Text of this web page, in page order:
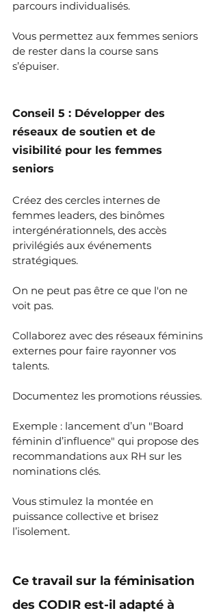
parcours individualisés.
Vous permettez aux femmes seniors
de rester dans la course sans
s’épuiser.
Conseil 5 : Développer des
réseaux de soutien et de
visibilité pour les femmes
seniors
Créez des cercles internes de
femmes leaders, des binômes
intergénérationnels, des accès
privilégiés aux événements
stratégiques.
On ne peut pas être ce que l'on ne
voit pas.
Collaborez avec des réseaux féminins
externes pour faire rayonner vos
talents.
Documentez les promotions réussies.
Exemple : lancement d’un "Board
féminin d’influence" qui propose des
recommandations aux RH sur les
nominations clés.
Vous stimulez la montée en
puissance collective et brisez
l’isolement.
Ce travail sur la féminisation
des CODIR est-il adapté à